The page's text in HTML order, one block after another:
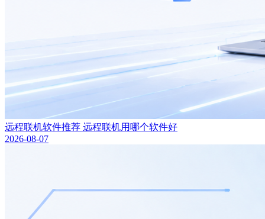
远程联机软件推荐 远程联机用哪个软件好
2026-08-07